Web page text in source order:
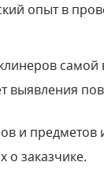
опыт в
самой
выявления
и предметов
о заказчике.